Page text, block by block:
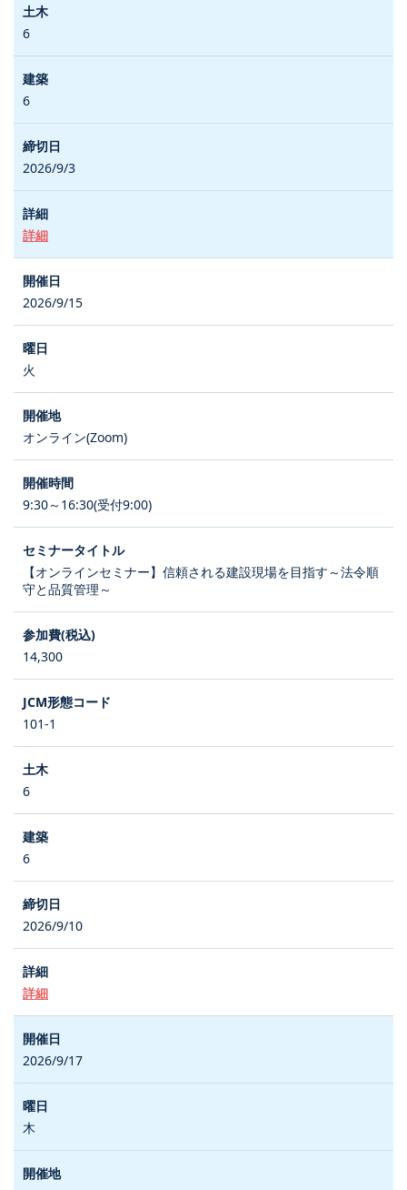
6
6
2026/9/3
詳細
2026/9/15
火
オンライン(Zoom)
9:30～16:30(受付9:00)
【オンラインセミナー】信頼される建設現場を目指す～法令順
守と品質管理～
14,300
101-1
6
6
2026/9/10
詳細
2026/9/17
木